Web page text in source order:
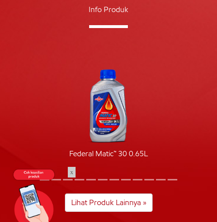
Info Produk
Federal Matic™ 30 0.65L
Lihat Produk Lainnya »
x